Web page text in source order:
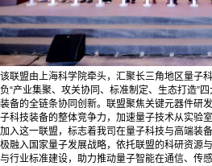
该联盟由上海科学院牵头，汇聚长三角地区量子
负“产业集聚、攻关协同、标准制定、生态打造”
装备的全链条协同创新。联盟聚焦关键元器件研
子科技装备的整体竞争力，加速量子技术从实验
加入这一联盟，标志着我司在量子科技与高端装
极融入国家量子发展战略，依托联盟的科研资源
与行业标准建设，助力推动量子智能在通信、传